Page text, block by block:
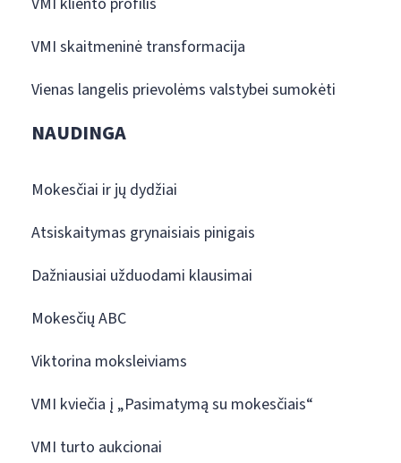
VMI skaitmeninė transformacija
Vienas langelis prievolėms valstybei sumokėti
NAUDINGA
Mokesčiai ir jų dydžiai
Atsiskaitymas grynaisiais pinigais
Dažniausiai užduodami klausimai
Mokesčių ABC
Viktorina moksleiviams
VMI kviečia į „Pasimatymą su mokesčiais“
VMI turto aukcionai